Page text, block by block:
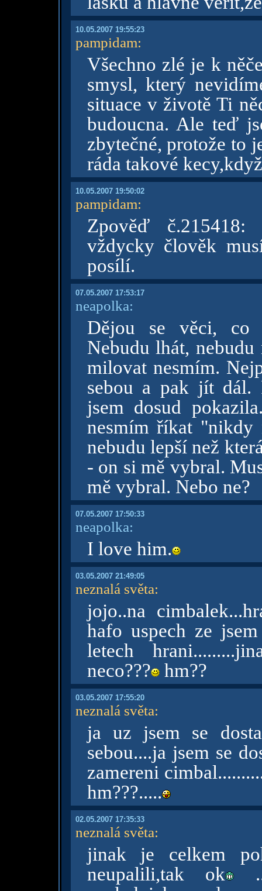
10.05.2007 19:55:23
pampidam:
Všechno zlé je k
smysl, který
situace v životě Ti
budoucna. Ale teď
zbytečné, protože to
ráda takové
10.05.2007 19:50:02
pampidam:
Zpověď
vždycky člověk
posílí.
07.05.2007 17:53:17
neapolka:
Dějou se věci, co
Nebudu lhát,
milovat nesmím.
sebou a pak jít dál.
jsem dosud
nesmím říkat "nikdy
nebudu lepší než
- on si mě vybral.
mě vybral. Nebo ne?
07.05.2007 17:50:33
neapolka:
I love him.
03.05.2007 21:49:05
neznalá světa:
jojo..na
hafo uspech ze
letech
neco??? hm??
03.05.2007 17:55:20
neznalá světa:
ja uz jsem se
sebou....ja jsem se
zamereni
hm???.....
02.05.2007 17:35:33
neznalá světa:
jinak je celkem
neupalili,tak ok